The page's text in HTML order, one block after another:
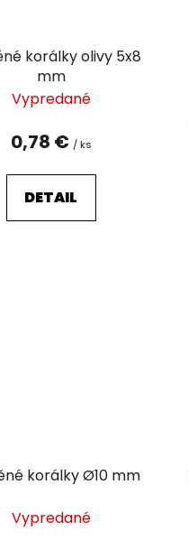
korálky olivy 5x8
mm
Vypredané
0,78 € / ks
DETAIL
korálky Ø10 mm
Vypredané